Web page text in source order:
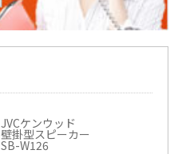
JVCケンウッド
壁掛型スピーカー
SB-W126